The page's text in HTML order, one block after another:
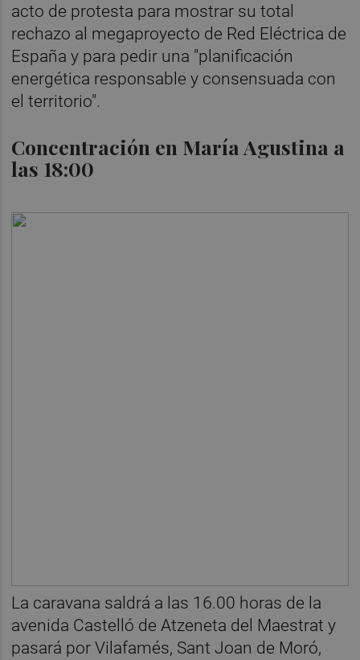
acto de protesta para mostrar su total
rechazo al megaproyecto de Red Eléctrica de
España y para pedir una "planificación
energética responsable y consensuada con
el territorio".
Concentración en María Agustina a
las 18:00
La caravana saldrá a las 16.00 horas de la
avenida Castelló de Atzeneta del Maestrat y
pasará por Vilafamés, Sant Joan de Moró,